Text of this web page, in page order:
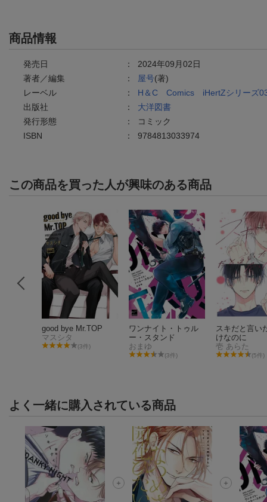
商品情報
発売日 ： 2024年09月02日
著者／編集
： 屋号(著)
レーベル
： H＆C Comics iHertZシリーズ
出版社
： 大洋図書
発行形態
：
コミック
ISBN
： 9784813033974
この商品を買った人が興味のある商品
good bye Mr.TOP
マスシタ
(3件)
ワンナイト・トゥル
ー・スタンド
おまゆ
(3件)
スキだと言い
けなのに
壱 あらた
(5件)
よく一緒に購入されている商品